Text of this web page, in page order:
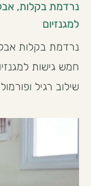
למגנזיום
נרדמת בקלות
חמש גישות
שילוב רגיל